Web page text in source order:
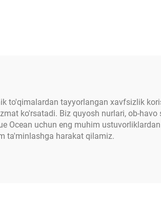
to'qimalardan tayyorlangan xavfsizlik
ko'rsatadi. Biz quyosh nurlari, ob-
Ocean uchun eng muhim
ta'minlashga harakat qilamiz.